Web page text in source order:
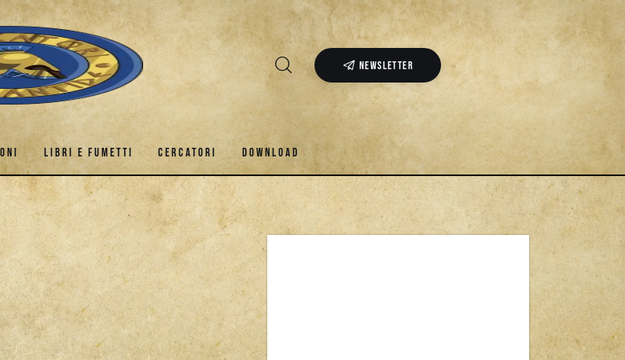
NEWSLETTER
LIBRI E FUMETTI CERCATORI DOWNLOAD
LIBRI E FUMETTI CERCATORI